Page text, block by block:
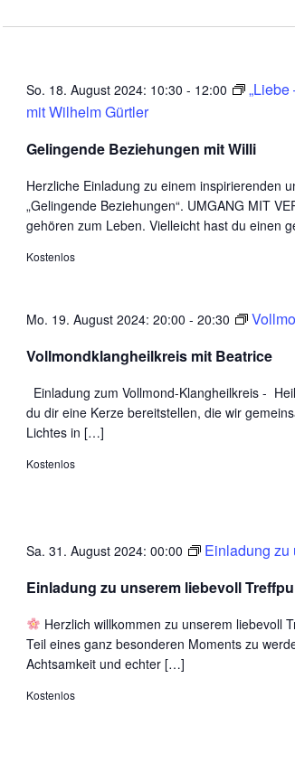
Gelingende Beziehungen mit Willi
So. 18. August 2024: 10:30 - 12:00
mit Wilhelm Gürtler
Herzliche Einladung zu einem inspirierenden
„Gelingende Beziehungen“. UMGANG MIT
gehören zum Leben. Vielleicht hast du einen
Kostenlos
Vollmondklangheilkreis mit Beatrice
Mo. 19. August 2024: 20:00 - 20:30
Einladung zum Vollmond-Klangheilkreis -
du dir eine Kerze bereitstellen, die wir
Lichtes in […]
Kostenlos
Einladung zu unserem liebevoll
Sa. 31. August 2024: 00:00 Einladung zu
Herzlich willkommen zu unserem liebevoll
Teil eines ganz besonderen Moments zu
Achtsamkeit und echter […]
Kostenlos